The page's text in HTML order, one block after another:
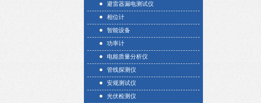
避雷器漏电测试仪
相位计
智能设备
功率计
电能质量分析仪
管线探测仪
安规测试仪
光伏检测仪